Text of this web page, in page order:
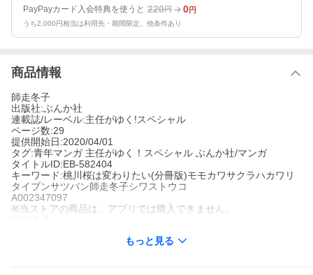
PayPayカード入会特典を使うと 220円 0円
うち2,000円相当は利用先・期間限定。他条件あり
商品情報
師走冬子
出版社:ぶんか社
連載誌/レーベル:主任がゆく!スペシャル
ページ数:29
提供開始日:2020/04/01
タグ:青年マンガ 主任がゆく！スペシャル ぶんか社/マンガ
タイトルID:EB-582404
キーワード:桃川桜は変わりたい(分冊版)モモカワサクラハカワリ
タイブンサツバン師走冬子シワストウコ
A002347097
※当ストアの商品は、アプリでは購入できません。
師走冬子
もっと見る